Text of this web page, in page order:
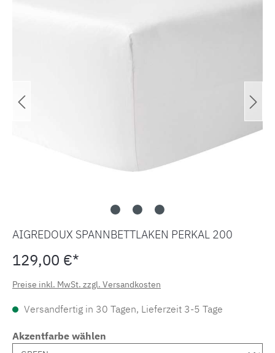
AIGREDOUX SPANNBETTLAKEN PERKAL 200
129,00 €*
Preise inkl. MwSt. zzgl. Versandkosten
Versandfertig in 30 Tagen, Lieferzeit 3-5 Tage
Akzentfarbe wählen